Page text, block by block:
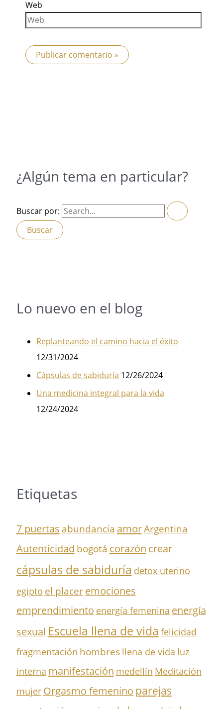
Web
¿Algún tema en particular?
Buscar por:
Lo nuevo en el blog
Replanteando el camino hacia el éxito
12/31/2024
Cápsulas de sabiduría 12/26/2024
Una medicina integral para la vida
12/24/2024
Etiquetas
7 puertas abundancia amorArgentina
Autenticidad bogotá corazón crear
cápsulas de sabiduría detox uterino
egipto el placeremociones
emprendimiento energía femenina energía
sexual Escuela llena de vida felicidad
fragmentación hombres llena de vida luz
interna manifestación medellín Meditación
mujer Orgasmo femenino parejas